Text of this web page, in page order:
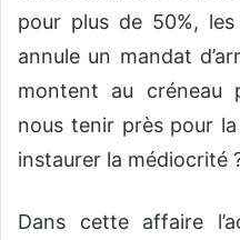
pour plus de 50%,
annule un mandat
montent au créneau
nous tenir près pour
instaurer la médiocrité
Dans cette affaire